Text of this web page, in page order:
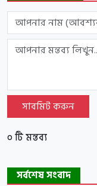
সাবমিট করুন
০ টি মন্তব্য
সর্বশেষ সংবাদ